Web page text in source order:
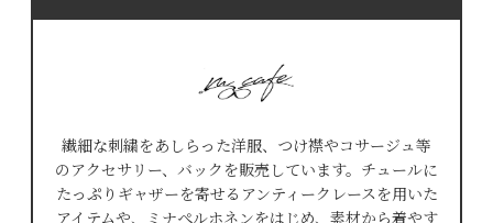
繊細な刺繍をあしらった洋服、つけ襟やコサージュ等
のアクセサリー、バックを販売しています。チュールに
たっぷりギャザーを寄せるアンティークレースを用いた